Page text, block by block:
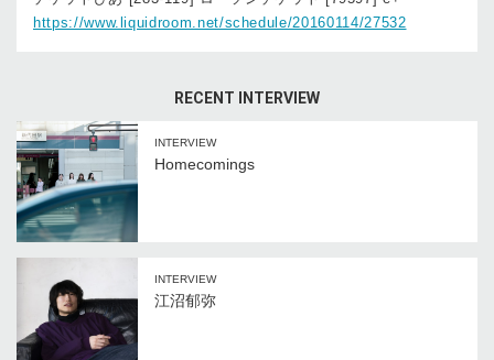
https://www.liquidroom.net/schedule/20160114/27532
RECENT INTERVIEW
INTERVIEW
Homecomings
INTERVIEW
江沼郁弥